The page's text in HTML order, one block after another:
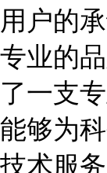
用户的
专业的
了一支
能够为
技术服